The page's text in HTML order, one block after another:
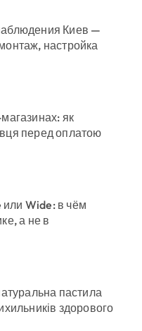
Киев —
настройка
як
перед оплатою
или Wide: в чём
а не в
пастила
здорового